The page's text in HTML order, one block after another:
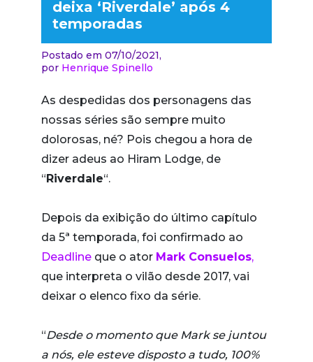
deixa ‘Riverdale’ após 4
temporadas
Postado em 07/10/2021,
por Henrique Spinello
As despedidas dos personagens das
nossas séries são sempre muito
dolorosas, né? Pois chegou a hora de
dizer adeus ao Hiram Lodge, de
“Riverdale“.
Depois da exibição do último capítulo
da 5ª temporada, foi confirmado ao
Deadline que o ator Mark Consuelos,
que interpreta o vilão desde 2017, vai
deixar o elenco fixo da série.
“Desde o momento que Mark se juntou
a nós, ele esteve disposto a tudo, 100%